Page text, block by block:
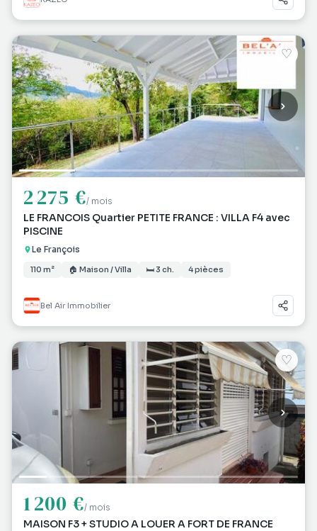
♡
2 275 €/ mois
LE FRANCOIS Quartier PETITE FRANCE : VILLA F4 avec
PISCINE
Le François
110 m² 🏠 Maison / Villa 🛏 3 ch. 4 pièces
Bel Air Immobilier
♡
1 200 €/ mois
MAISON F3 + STUDIO A LOUER A FORT DE FRANCE